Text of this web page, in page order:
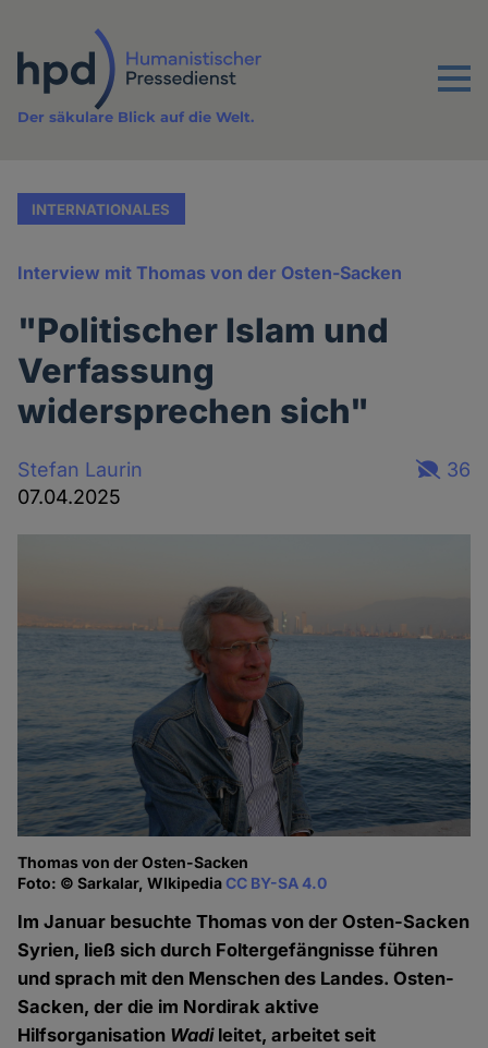
Inhalt
Menu
Der säkulare Blick auf die Welt.
INTERNATIONALES
Interview mit Thomas von der Osten-Sacken
"Politischer Islam und
Verfassung
widersprechen sich"
Stefan Laurin
07.04.2025
36
Thomas von der Osten-Sacken
Foto: © Sarkalar, WIkipediaCC BY-SA 4.0
Im Januar besuchte Thomas von der Osten-Sacken
Syrien, ließ sich durch Foltergefängnisse führen
und sprach mit den Menschen des Landes. Osten-
Sacken, der die im Nordirak aktive
Hilfsorganisation Wadileitet, arbeitet seit